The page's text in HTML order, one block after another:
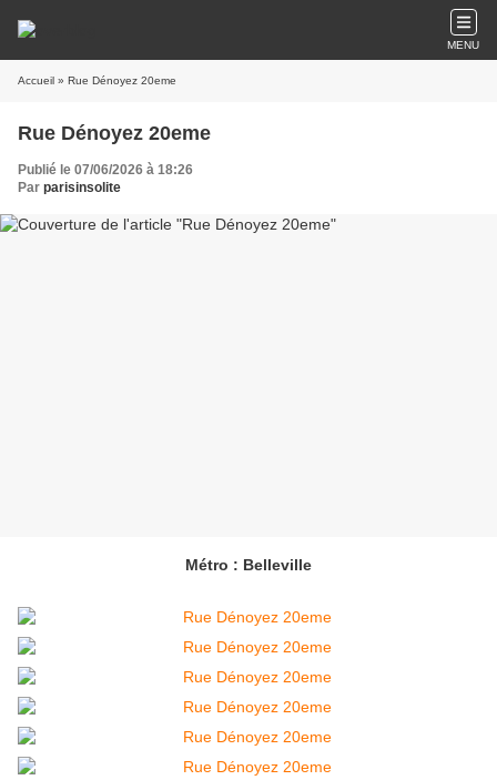
MENU
Accueil » Rue Dénoyez 20eme
Rue Dénoyez 20eme
Publié le 07/06/2026 à 18:26
Par parisinsolite
Métro : Belleville